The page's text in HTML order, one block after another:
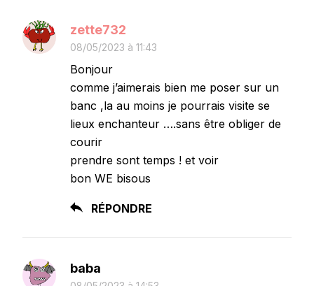
zette732
08/05/2023 à 11:43
Bonjour
comme j’aimerais bien me poser sur un
banc ,la au moins je pourrais visite se
lieux enchanteur ….sans être obliger de
courir
prendre sont temps ! et voir
bon WE bisous
RÉPONDRE
baba